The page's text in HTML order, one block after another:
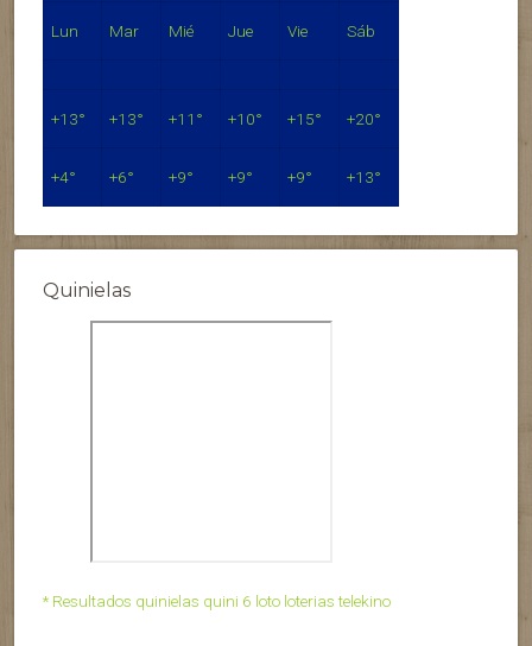
Lun Mar Mié Jue Vie Sáb
+13° +13° +11° +10° +15° +20°
+4° +6° +9° +9° +9° +13°
Quinielas
* Resultados quinielas quini 6 loto loterias telekino